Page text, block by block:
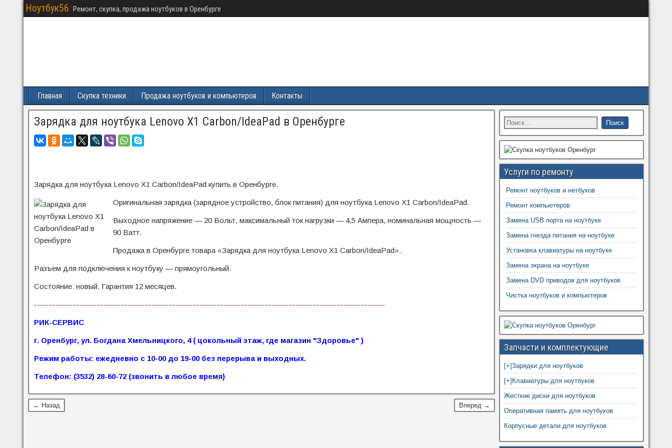
Ноутбук56 Ремонт, скупка, продажа ноутбуков в Оренбурге
Главная Скупка техники Продажа ноутбуков и компьютеров Контакты
Зарядка для ноутбука Lenovo X1 Carbon/IdeaPad в Оренбурге
Зарядка для ноутбука Lenovo X1 Carbon/IdeaPad купить в Оренбурге.
Оригинальная зарядка (зарядное устройство, блок питания) для ноутбука Lenovo X1 Carbon/IdeaPad.
Выходное напряжение — 20 Вольт, максимальный ток нагрузки — 4,5 Ампера, номинальная мощность —
90 Ватт.
Продажа в Оренбурге товара «Зарядка для ноутбука Lenovo X1 Carbon/IdeaPad».
Разъем для подключения к ноутбуку — прямоугольный.
Состояние: новый. Гарантия 12 месяцев.
---------------------------------------------------------------------------------------------------------------------
РИК-СЕРВИС
г. Оренбург, ул. Богдана Хмельницкого, 4 ( цокольный этаж, где магазин "Здоровье" )
Режим работы: ежедневно с 10-00 до 19-00 без перерыва и выходных.
Телефон: (3532) 28-60-72 (звонить в любое время)
← Назад Вперед →
Услуги по ремонту
Ремонт ноутбуков и нетбуков
Ремонт компьютеров
Замена USB порта на ноутбуке
Замена гнезда питания на ноутбуке
Установка клавиатуры на ноутбуке
Замена экрана на ноутбуке
Замена DVD приводов для ноутбуков
Чистка ноутбуков и компьютеров
Запчасти и комплектующие
[+]Зарядки для ноутбуков
[+] Клавиатуры для ноутбуков
Жесткие диски для ноутбуков
Оперативная память для ноутбуков
Корпусные детали для ноутбуков